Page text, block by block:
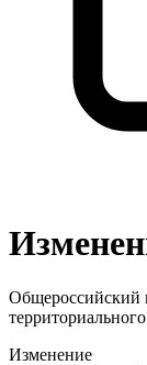
Общероссийский
Изменение